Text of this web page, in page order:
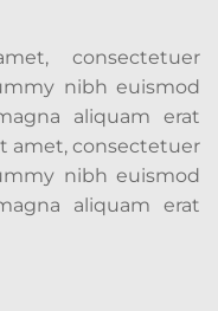
consectetuer
nibh euismod
aliquam erat
amet, consectetuer
nibh euismod
aliquam erat